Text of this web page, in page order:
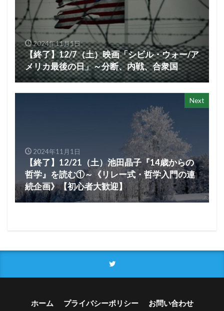
2024年11月1日
【終了】12/7（土）映画「シビル・ウォー/ア
メリカ最後の日」～分断、内戦、合衆国
Next
2024年11月1日
【終了】12/21（土）池田晶子『14歳からの
哲学』を読む①～《リレー式・哲学入門の連
続企画》【初心者大歓迎】
ホーム プライバシーポリシー お問い合わせ